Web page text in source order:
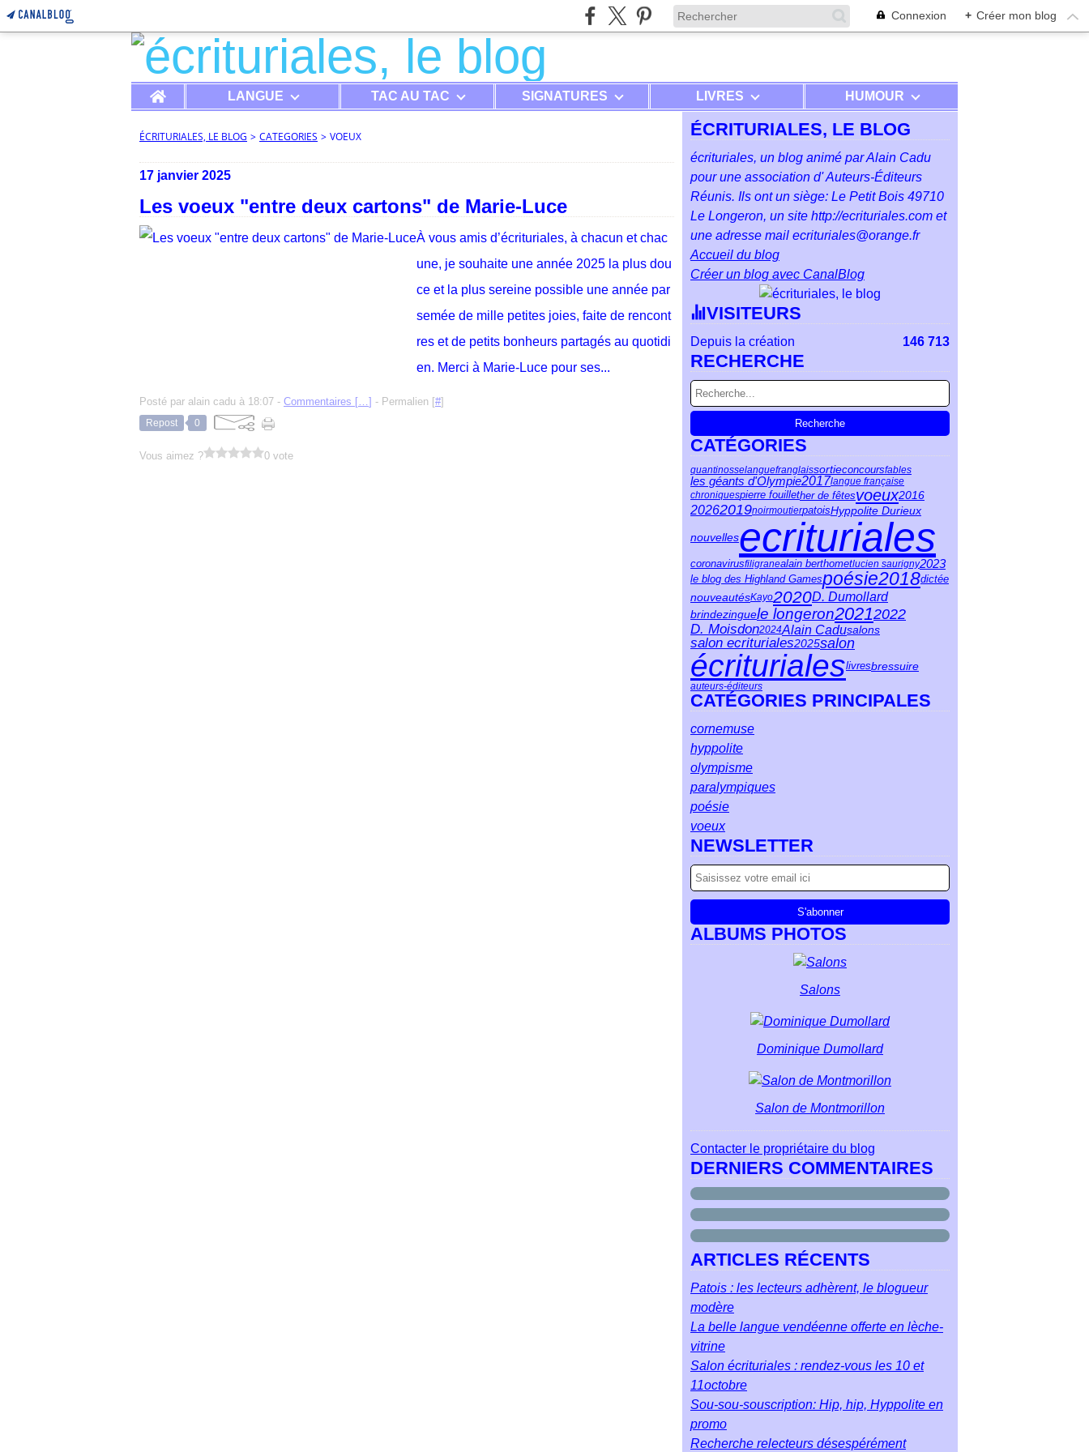
Connexion + Créer mon blog
Home LANGUE TAC AU TAC SIGNATURES LIVRES HUMOUR
ÉCRITURIALES, LE BLOG > CATEGORIES > VOEUX
17 janvier 2025
Les voeux "entre deux cartons" de Marie-Luce
À vous amis d’écrituriales, à chacun et chac
une, je souhaite une année 2025 la plus dou
ce et la plus sereine possible une année par
semée de mille petites joies, faite de rencont
res et de petits bonheurs partagés au quotidi
en. Merci à Marie-Luce pour ses...
Posté par alain cadu à 18:07 - Commentaires […] - Permalien [#]
Repost 0
Vous aimez ? 0 vote
ÉCRITURIALES, LE BLOG
écrituriales, un blog animé par Alain Cadu
pour une association d' Auteurs-Éditeurs
Réunis. Ils ont un siège: Le Petit Bois 49710
Le Longeron, un site http://ecrituriales.com et
une adresse mail ecrituriales@orange.fr
Accueil du blog
Créer un blog avec CanalBlog
VISITEURS
Depuis la création 146 713
RECHERCHE
CATÉGORIES
quantinosselanguefranglaissortieconcoursfables
les géants d'Olympie2017langue française
chroniquespierre fouillether de fêtesvoeux2016
20262019noirmoutierpatoisHyppolite Durieux
nouvellesecrituriales
coronavirusfiligranealain berthometlucien saurigny2023
le blog des Highland Gamespoésie2018dictée
nouveautésKayo2020D. Dumollard
brindezinguele longeron20212022
D. Moisdon2024Alain Cadusalons
salon ecrituriales2025salon
écriturialeslivresbressuire
auteurs-éditeurs
CATÉGORIES PRINCIPALES
cornemuse
hyppolite
olympisme
paralympiques
poésie
voeux
NEWSLETTER
ALBUMS PHOTOS
Salons
Dominique Dumollard
Salon de Montmorillon
Contacter le propriétaire du blog
DERNIERS COMMENTAIRES
ARTICLES RÉCENTS
Patois : les lecteurs adhèrent, le blogueur
modère
La belle langue vendéenne offerte en lèche-
vitrine
Salon écrituriales : rendez-vous les 10 et
11octobre
Sou-sou-souscription: Hip, hip, Hyppolite en
promo
Recherche relecteurs désespérément